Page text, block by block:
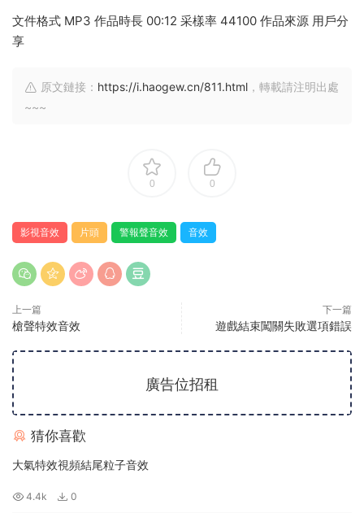
文件格式 MP3 作品時長 00:12 采樣率 44100 作品來源 用戶分
享
原文鏈接： https://i.haogew.cn/811.html ，轉載請注明出處
~~~
0 0
影視音效 片頭 警報聲音效 音效
上一篇
槍聲特效音效
下一篇
遊戲結束闖關失敗選項錯誤
廣告位招租
猜你喜歡
大氣特效視頻結尾粒子音效
4.4k 0